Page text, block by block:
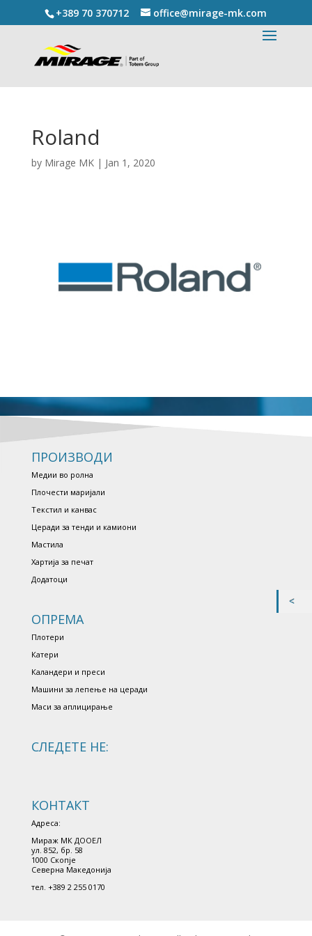
+389 70 370712 office@mirage-mk.com
Roland
by Mirage MK| Jan 1, 2020
ПРОИЗВОДИ
Медии во ролна
Плочести маријали
Текстил и канвас
Церади за тенди и камиони
Мастила
Хартија за печат
Додатоци
ОПРЕМА
Плотери
Катери
Каландери и преси
Машини за лепење на церади
Маси за аплицирање
СЛЕДЕТЕ НЕ:
КОНТАКТ
Адреса:
Мираж МК ДООЕЛ
ул. 852, бр. 58
1000 Скопjе
Северна Македониjа
тел. +389 2 255 0170